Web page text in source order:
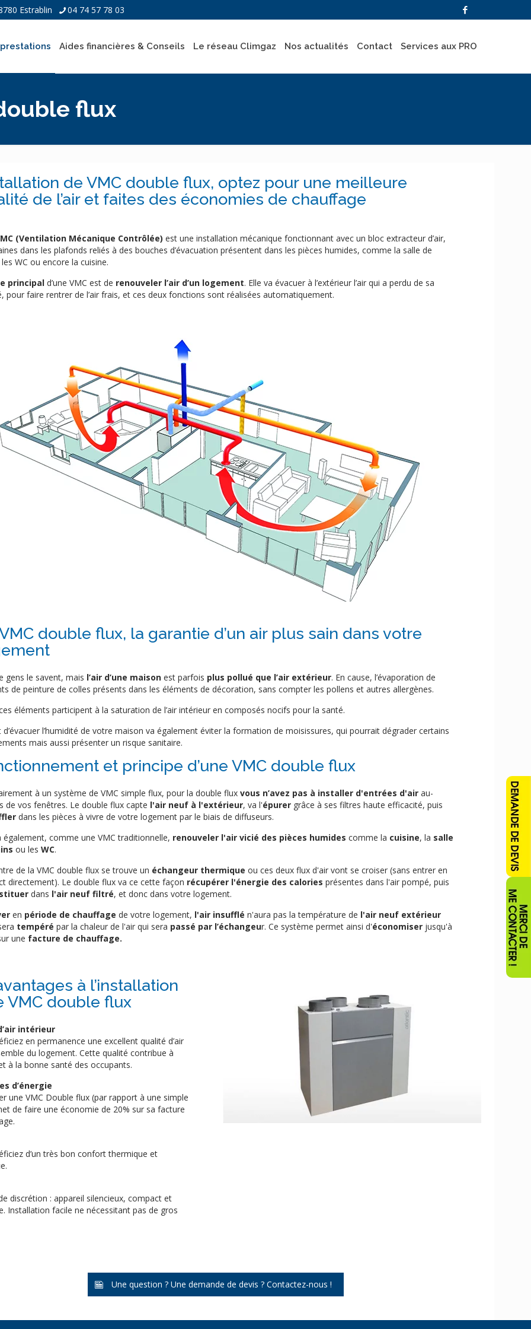
Estrablin 04 74 57 78 03
Aides financières & Conseils Le réseau Climgaz Nos actualités Contact Services aux PRO
flux
de VMC double flux, optez pour une meilleure
de l’air et faites des économies de chauffage
(Ventilation Mécanique Contrôlée)est une installation mécanique fonctionnant avec un bloc extracteur d’air,
dans les plafonds reliés à des bouches d’évacuation présentent dans les pièces humides, comme la salle de
WC ou encore la cuisine.
principald’une VMC est de renouveler l’air d’un logement. Elle va évacuer à l’extérieur l’air qui a perdu de sa
pour faire rentrer de l’air frais, et ces deux fonctions sont réalisées automatiquement.
double flux, la garantie d’un air plus sain dans votre
gens le savent, mais l’air d’une maisonest parfois plus pollué que l’air extérieur. En cause, l’évaporation de
de peinture de colles présents dans les éléments de décoration, sans compter les pollens et autres allergènes.
éléments participent à la saturation de l’air intérieur en composés nocifs pour la santé.
d’évacuer l’humidité de votre maison va également éviter la formation de moisissures, qui pourrait dégrader certains
mais aussi présenter un risque sanitaire.
et principe d’une VMC double flux
à un système de VMC simple flux, pour la double fluxvous n’avez pas à installer d'entrées d'airau-
de vos fenêtres. Le double flux capte l'air neuf à l'extérieur, va l'épurer grâce à ses filtres haute efficacité, puis
dans les pièces à vivre de votre logement par le biais de diffuseurs.
également, comme une VMC traditionnelle, renouveler l'air vicié des pièces humidescomme la cuisine, la salle
ou lesWC.
de la VMC double flux se trouve un échangeur thermique ou ces deux flux d'air vont se croiser (sans entrer en
directement). Le double flux va ce cette façon récupérer l'énergie des calories présentes dans l'air pompé, puis
dans l'air neuf filtré, et donc dans votre logement.
en période de chauffage de votre logement, l'air insufflé n'aura pas la température de l'air neuf extérieur
tempérépar la chaleur de l'air qui sera passé par l’échangeur. Ce système permet ainsi d'économiser jusqu'à
une facture de chauffage.
à l’installation
VMC double flux
intérieur
en permanence une excellent qualité d’air
du logement. Cette qualité contribue à
à la bonne santé des occupants.
d’énergie
une VMC Double flux (par rapport à une simple
de faire une économie de 20% sur sa facture
d’un très bon confort thermique et
discrétion : appareil silencieux, compact et
Installation facile ne nécessitant pas de gros
Une question ? Une demande de devis ? Contactez-nous !